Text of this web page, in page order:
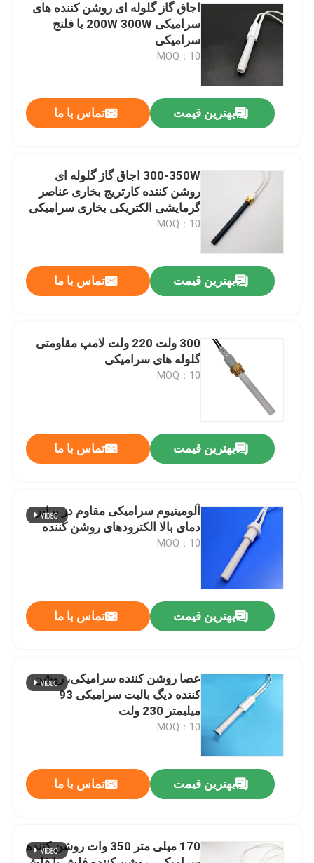
خونه
فیلم های
نمایش واقعیت مجازی
درباره ما
تور کارخانه
کنترل کیفیت
با ما تماس بگیرید
درخواست نقل قول
اجاق گاز گلوله ای روشن کننده های
سرامیکی 200W 300W با فلنج
سرامیکی
MOQ：10
بهترین قیمت تماس با ما
300-350W اجاق گاز گلوله ای
روشن کننده کارتریج بخاری عناصر
گرمایشی الکتریکی بخاری سرامیکی
MOQ：10
بهترین قیمت تماس با ما
300 ولت 220 ولت لامپ مقاومتی
گلوله های سرامیکی
MOQ：10
بهترین قیمت تماس با ما
آلومینیوم سرامیکی مقاوم در برابر
دمای بالا الکترودهای روشن کننده
MOQ：10
بهترین قیمت تماس با ما
عصا روشن کننده سرامیکی، روشن
کننده دیگ بالیت سرامیکی 93
میلیمتر 230 ولت
MOQ：10
بهترین قیمت تماس با ما
170 میلی متر 350 وات روشن کننده